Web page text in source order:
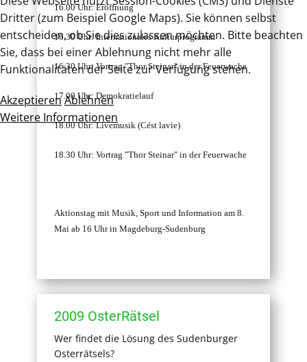
16.00 Uhr: Eröffnung
16.30 Uhr: Internationales Kulturprogramm
16.30 Uhr: Vortrag "Thor Steinar" in der Feuerwache
17.00 Uhr: Demokratielauf
18.00 Uhr: Livemusik (Cést lavie)
18.30 Uhr: Vortrag "Thor Steinar" in der Feuerwache
Aktionstag mit Musik, Sport und Information am 8.
Mai ab 16 Uhr in Magdeburg-Sudenburg
2009 OsterRätsel
Wer findet die Lösung des Sudenburger
Osterrätsels?
Dritter (zum Beispiel Google Maps). Sie können selbst
entscheiden, ob Sie dies zulassen möchten. Bitte beachten
Sie, dass bei einer Ablehnung nicht mehr alle
Funktionalitäten der Seite zur Verfügung stehen.
AkzeptierenAblehnen
Weitere Informationen